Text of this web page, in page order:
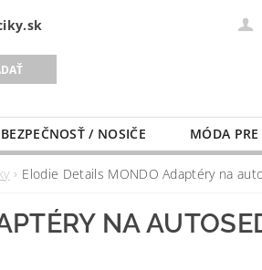
BEZPEČNOSŤ / NOSIČE
MÓDA PRE
NAŠE SLUŽBY
O
Elodie Details MONDO Adaptéry na
NA